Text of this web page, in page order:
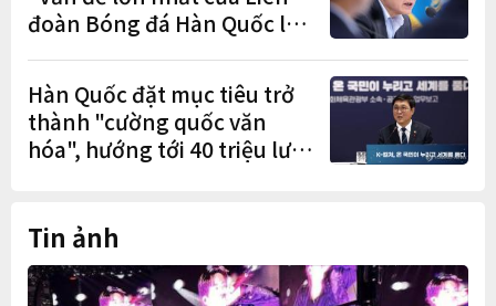
đoàn Bóng đá Hàn Quốc là
trạng nắm quyền quá lâu"
Hàn Quốc đặt mục tiêu trở
thành "cường quốc văn
hóa", hướng tới 40 triệu lượt
Tin ảnh